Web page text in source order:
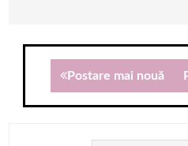
Postare mai nouă